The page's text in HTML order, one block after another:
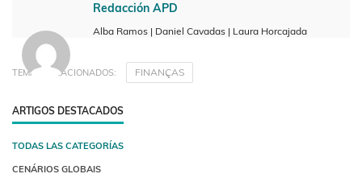
Redacción APD
Alba Ramos | Daniel Cavadas | Laura Horcajada
TEMAS RELACIONADOS: FINANÇAS
ARTIGOS DESTACADOS
TODAS LAS CATEGORÍAS
CENÁRIOS GLOBAIS